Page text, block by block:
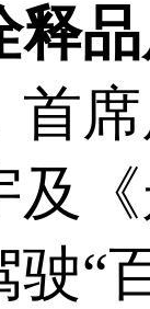
释
首
及
“